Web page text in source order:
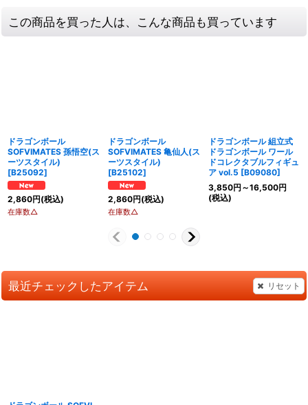
この商品を買った人は、こんな商品も買っています
ドラゴンボール
SOFVIMATES 孫悟空(ス
ーツスタイル)
[B25092]
2,860円(税込)
在庫数△
ドラゴンボール
SOFVIMATES 亀仙人(ス
ーツスタイル)
[B25102]
2,860円(税込)
在庫数△
ドラゴンボール 組立式
ドラゴンボール ワール
ドコレクタブルフィギュ
ア vol.5 [B09080]
3,850円 ～16,500円
(税込)
最近チェックしたアイテム リセット